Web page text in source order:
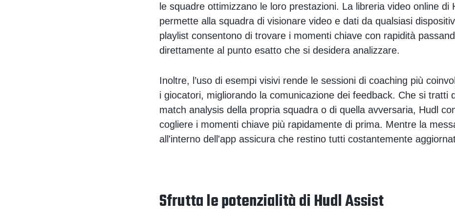
le squadre ottimizzano le loro prestazioni. La libreria video online di
permette alla squadra di visionare video e dati da qualsiasi
playlist consentono di trovare i momenti chiave con rapidità
direttamente al punto esatto che si desidera analizzare.
Inoltre, l’uso di esempi visivi rende le sessioni di coaching più
i giocatori, migliorando la comunicazione dei feedback. Che si tratti
match analysis della propria squadra o di quella avversaria, Hudl
cogliere i momenti chiave più rapidamente di prima. Mentre la
all'interno dell'app assicura che restino tutti costantemente
Sfrutta le potenzialità di Hudl Assist